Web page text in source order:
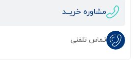
مشاوره خریــد
تماس تلفنی